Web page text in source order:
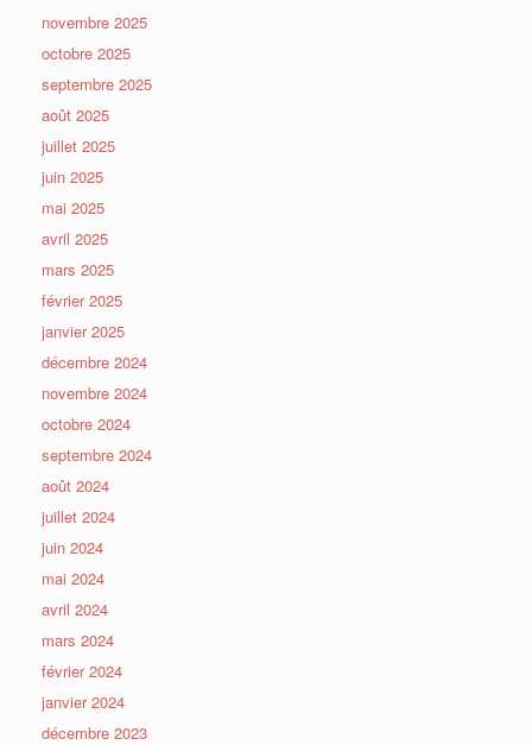
novembre 2025
octobre 2025
septembre 2025
août 2025
juillet 2025
juin 2025
mai 2025
avril 2025
mars 2025
février 2025
janvier 2025
décembre 2024
novembre 2024
octobre 2024
septembre 2024
août 2024
juillet 2024
juin 2024
mai 2024
avril 2024
mars 2024
février 2024
janvier 2024
décembre 2023